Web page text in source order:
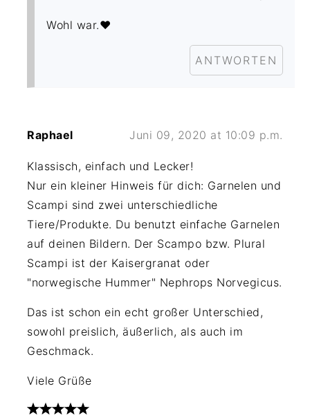
Wohl war.❤️
ANTWORTEN
Raphael Juni 09, 2020 at 10:09 p.m.
Klassisch, einfach und Lecker!
Nur ein kleiner Hinweis für dich: Garnelen und
Scampi sind zwei unterschiedliche
Tiere/Produkte. Du benutzt einfache Garnelen
auf deinen Bildern. Der Scampo bzw. Plural
Scampi ist der Kaisergranat oder
"norwegische Hummer" Nephrops Norvegicus.
Das ist schon ein echt großer Unterschied,
sowohl preislich, äußerlich, als auch im
Geschmack.
Viele Grüße